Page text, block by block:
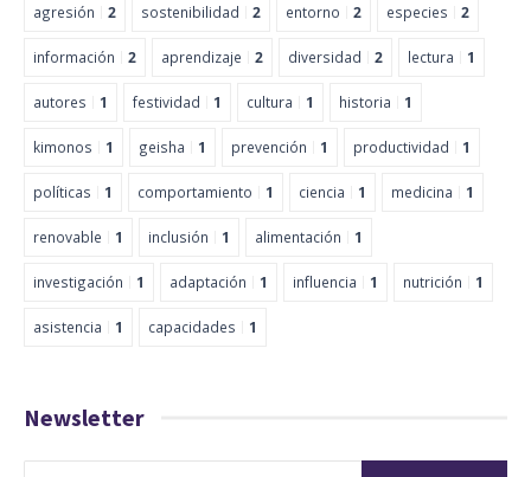
agresión 2 sostenibilidad 2 entorno 2 especies 2
información 2 aprendizaje 2 diversidad 2 lectura 1
autores 1 festividad 1 cultura 1 historia 1
kimonos 1 geisha 1 prevención 1 productividad 1
políticas 1 comportamiento 1 ciencia 1 medicina 1
renovable 1 inclusión 1 alimentación 1
investigación 1 adaptación 1 influencia 1 nutrición 1
asistencia 1 capacidades 1
Newsletter